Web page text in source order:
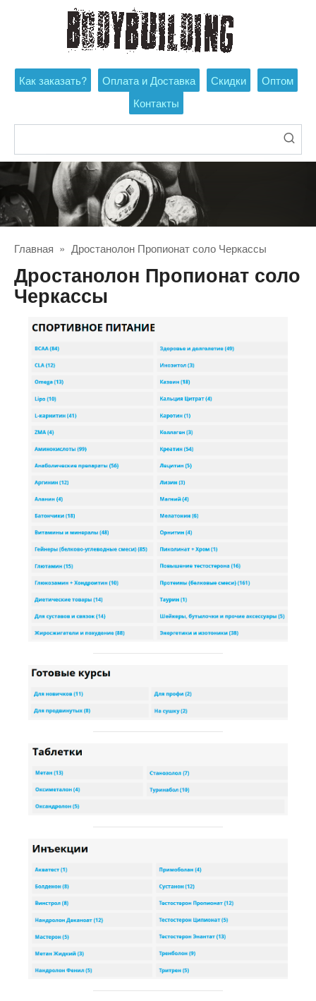
Как заказать? Оплата и Доставка Скидки
Оптом
Контакты
Главная » Дростанолон Пропионат соло Черкассы
Дростанолон Пропионат соло
Черкассы